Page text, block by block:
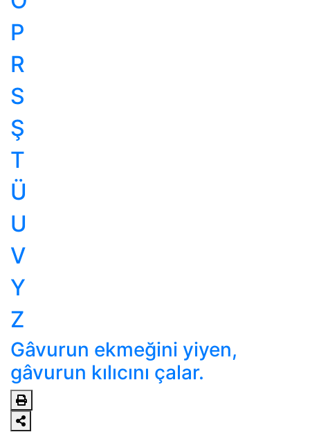
P
R
S
Ş
T
Ü
U
V
Y
Z
Gâvurun ekmeğini yiyen,
gâvurun kılıcını çalar.